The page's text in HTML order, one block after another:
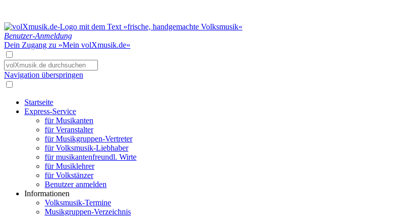
Benutzer-Anmeldung
Dein Zugang zu »Mein volXmusik.de«
Navigation überspringen
Startseite
Express-Service
für Musikanten
für Veranstalter
für Musikgruppen-Vertreter
für Volksmusik-Liebhaber
für musikantenfreundl. Wirte
für Musiklehrer
für Volkstänzer
Benutzer anmelden
Informationen
Volksmusik-Termine
Musikgruppen-Verzeichnis